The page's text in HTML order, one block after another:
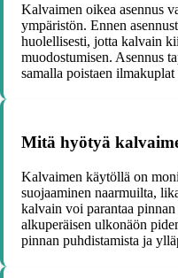
Kalvaimen oikea asennus
ympäristön. Ennen
huolellisesti, jotta kalvain
muodostumisen. Asennus
samalla poistaen
Mitä hyötyä
Kalvaimen käytöllä on
suojaaminen naarmuilta,
kalvain voi parantaa
alkuperäisen ulkonäön
pinnan puhdistamista ja